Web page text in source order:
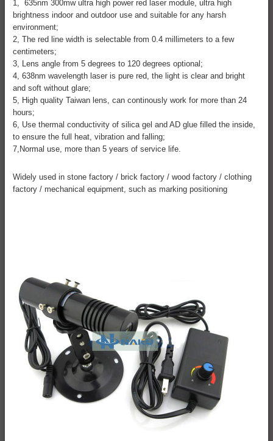
1, 635nm 300mw ultra high power red laser module, ultra high
brightness indoor and outdoor use and suitable for any harsh
environment;
2, The red line width is selectable from 0.4 millimeters to a few
centimeters;
3, Lens angle from 5 degrees to 120 degrees optional;
4, 638nm wavelength laser is pure red, the light is clear and bright
and soft without glare;
5, High quality Taiwan lens, can continously work for more than 24
hours;
6, Use thermal conductivity of silica gel and AD glue filled the inside,
to ensure the full heat, vibration and falling;
7,Normal use, more than 5 years of service life.
Widely used in stone factory / brick factory / wood factory / clothing
factory / mechanical equipment, such as marking positioning